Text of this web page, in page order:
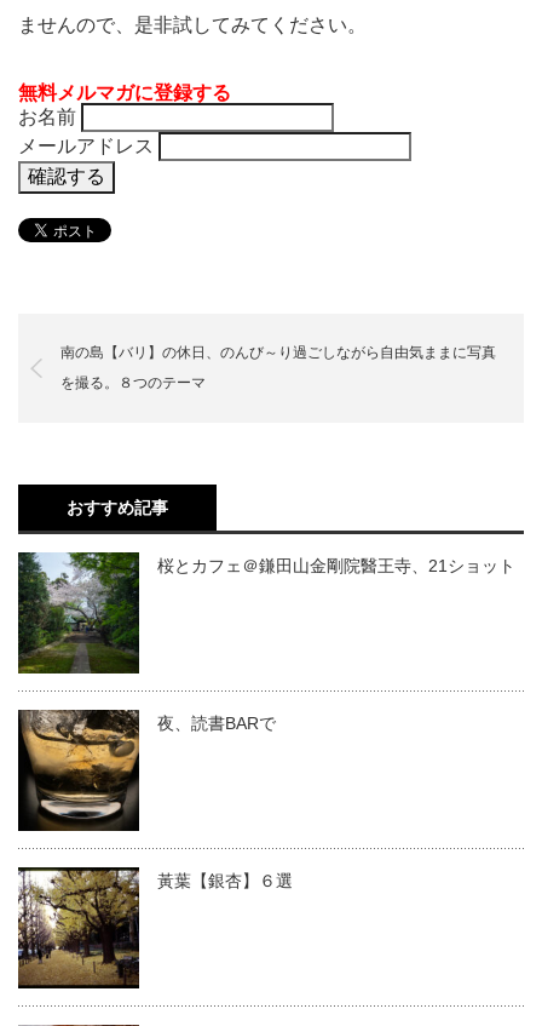
ませんので、是非試してみてください。
無料メルマガに登録する
お名前
メールアドレス
南の島【バリ】の休日、のんび～り過ごしながら自由気ままに写真
を撮る。８つのテーマ
おすすめ記事
桜とカフェ＠鎌田山金剛院醫王寺、21ショット
夜、読書BARで
黃葉【銀杏】６選